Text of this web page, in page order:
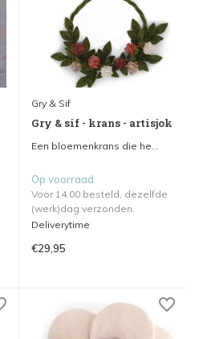
Gry & Sif
Gry & sif - krans - artisjok
Een bloemenkrans die he...
Op voorraad
Voor 14.00 besteld, dezelfde
(werk)dag verzonden.
Deliverytime
€29,95